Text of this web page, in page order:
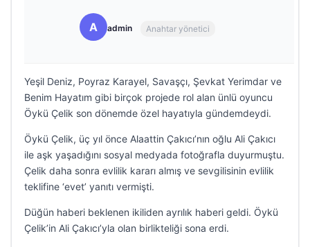
A admin Anahtar yönetici
Yeşil Deniz, Poyraz Karayel, Savaşçı, Şevkat Yerimdar ve
Benim Hayatım gibi birçok projede rol alan ünlü oyuncu
Öykü Çelik son dönemde özel hayatıyla gündemdeydi.
Öykü Çelik, üç yıl önce Alaattin Çakıcı’nın oğlu Ali Çakıcı
ile aşk yaşadığını sosyal medyada fotoğrafla duyurmuştu.
Çelik daha sonra evlilik kararı almış ve sevgilisinin evlilik
teklifine ‘evet’ yanıtı vermişti.
Düğün haberi beklenen ikiliden ayrılık haberi geldi. Öykü
Çelik’in Ali Çakıcı’yla olan birlikteliği sona erdi.